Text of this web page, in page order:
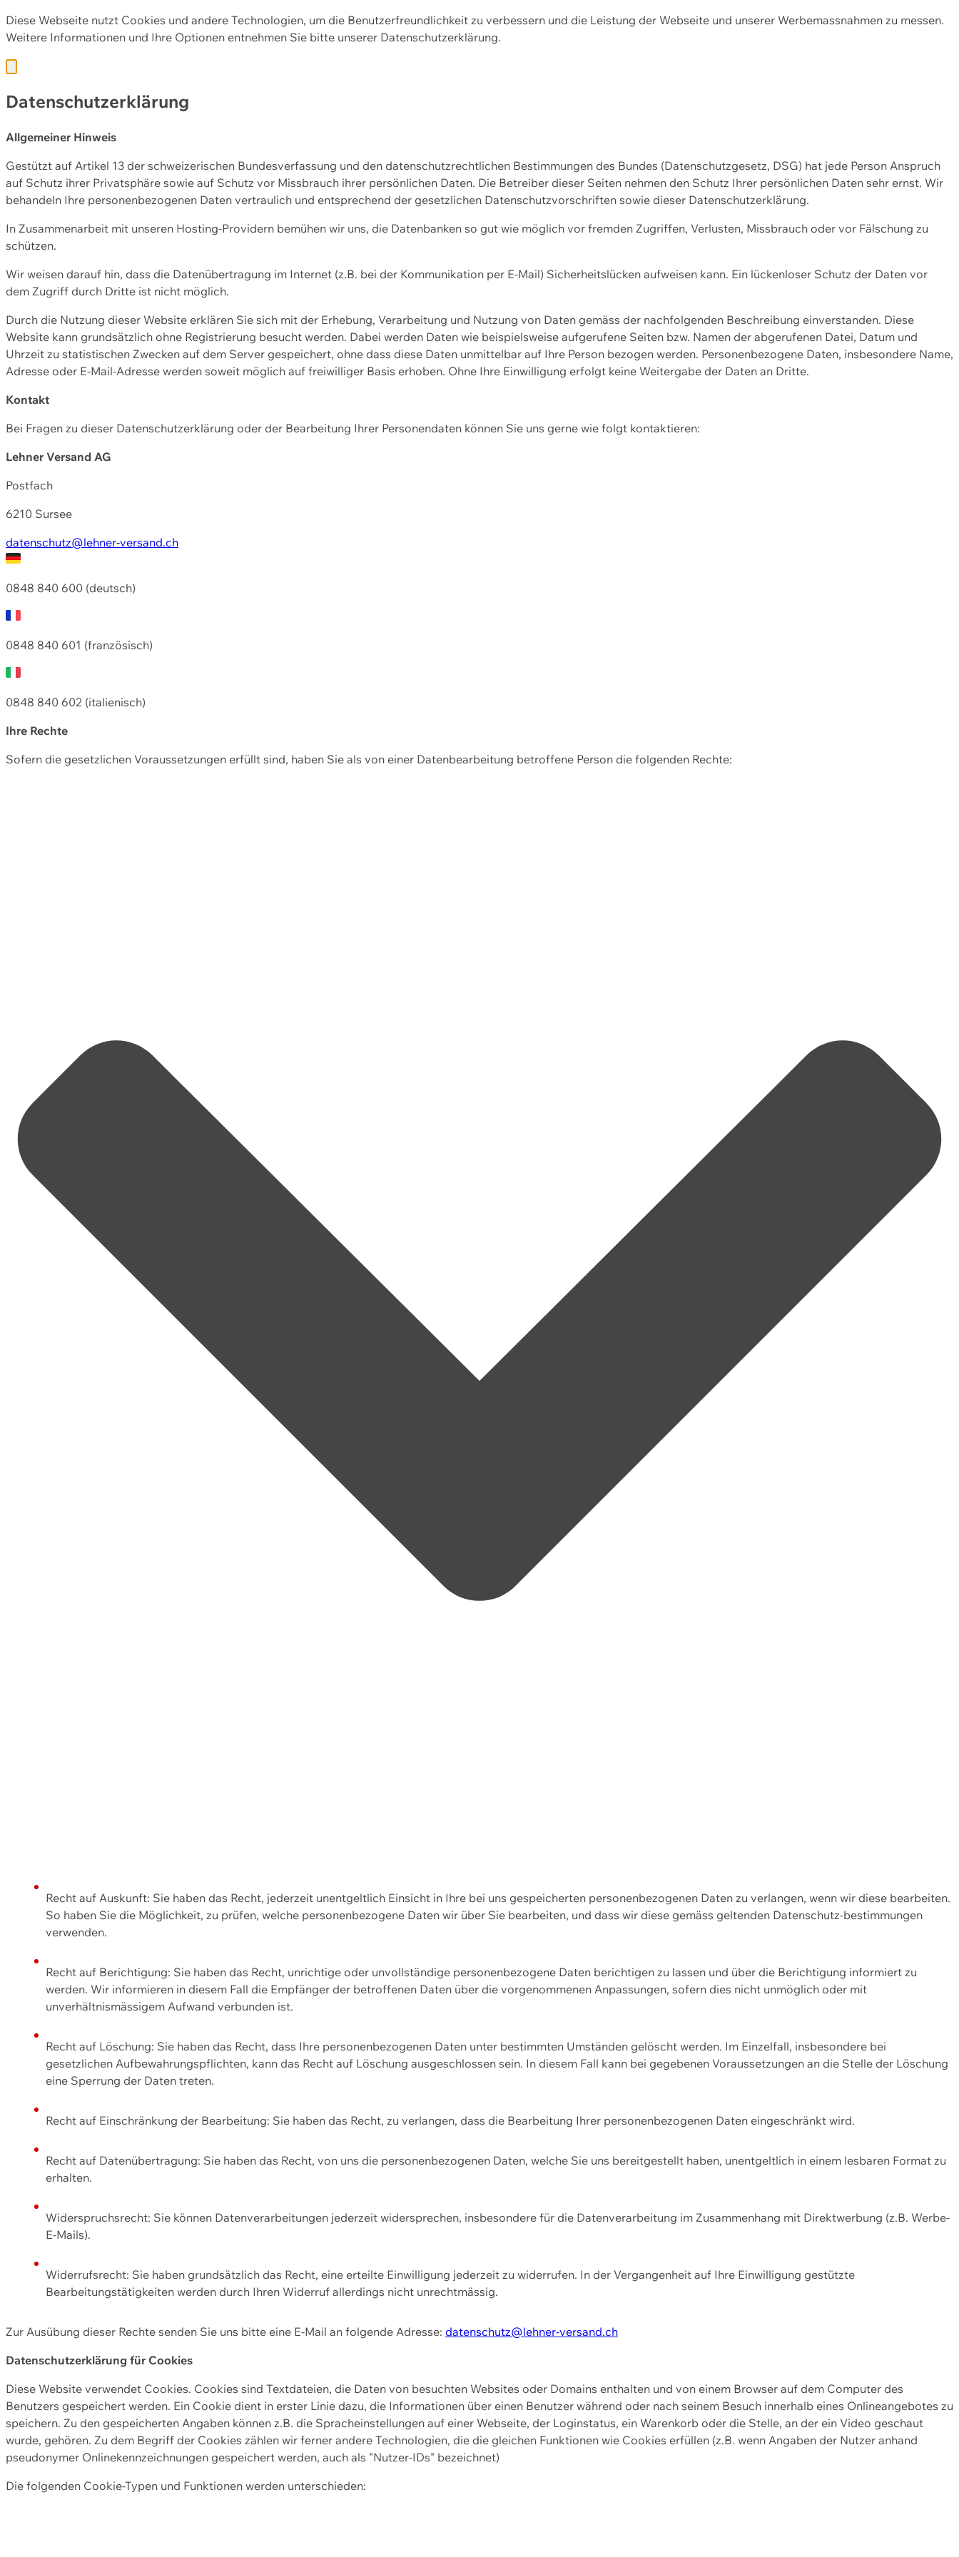
Diese Webseite nutzt Cookies und andere Technologien, um die Benutzerfreundlichkeit zu verbessern und die Leistung der Webseite und unserer Werbemassnahmen zu messen.
Weitere Informationen und Ihre Optionen entnehmen Sie bitte unserer Datenschutzerklärung.
Datenschutzerklärung
Allgemeiner Hinweis
Gestützt auf Artikel 13 der schweizerischen Bundesverfassung und den datenschutzrechtlichen Bestimmungen des Bundes (Datenschutzgesetz, DSG) hat jede Person Anspruch
auf Schutz ihrer Privatsphäre sowie auf Schutz vor Missbrauch ihrer persönlichen Daten. Die Betreiber dieser Seiten nehmen den Schutz Ihrer persönlichen Daten sehr ernst. Wir
behandeln Ihre personenbezogenen Daten vertraulich und entsprechend der gesetzlichen Datenschutzvorschriften sowie dieser Datenschutzerklärung.
In Zusammenarbeit mit unseren Hosting-Providern bemühen wir uns, die Datenbanken so gut wie möglich vor fremden Zugriffen, Verlusten, Missbrauch oder vor Fälschung zu
schützen.
Wir weisen darauf hin, dass die Datenübertragung im Internet (z.B. bei der Kommunikation per E-Mail) Sicherheitslücken aufweisen kann. Ein lückenloser Schutz der Daten vor
dem Zugriff durch Dritte ist nicht möglich.
Durch die Nutzung dieser Website erklären Sie sich mit der Erhebung, Verarbeitung und Nutzung von Daten gemäss der nachfolgenden Beschreibung einverstanden. Diese
Website kann grundsätzlich ohne Registrierung besucht werden. Dabei werden Daten wie beispielsweise aufgerufene Seiten bzw. Namen der abgerufenen Datei, Datum und
Uhrzeit zu statistischen Zwecken auf dem Server gespeichert, ohne dass diese Daten unmittelbar auf Ihre Person bezogen werden. Personenbezogene Daten, insbesondere Name,
Adresse oder E-Mail-Adresse werden soweit möglich auf freiwilliger Basis erhoben. Ohne Ihre Einwilligung erfolgt keine Weitergabe der Daten an Dritte.
Kontakt
Bei Fragen zu dieser Datenschutzerklärung oder der Bearbeitung Ihrer Personendaten können Sie uns gerne wie folgt kontaktieren:
Lehner Versand AG
Postfach
6210 Sursee
datenschutz@lehner-versand.ch
0848 840 600 (deutsch)
0848 840 601 (französisch)
0848 840 602 (italienisch)
Ihre Rechte
Sofern die gesetzlichen Voraussetzungen erfüllt sind, haben Sie als von einer Datenbearbeitung betroffene Person die folgenden Rechte:
Recht auf Auskunft: Sie haben das Recht, jederzeit unentgeltlich Einsicht in Ihre bei uns gespeicherten personenbezogenen Daten zu verlangen, wenn wir diese bearbeiten.
So haben Sie die Möglichkeit, zu prüfen, welche personenbezogene Daten wir über Sie bearbeiten, und dass wir diese gemäss geltenden Datenschutz-bestimmungen
verwenden.
Recht auf Berichtigung: Sie haben das Recht, unrichtige oder unvollständige personenbezogene Daten berichtigen zu lassen und über die Berichtigung informiert zu
werden. Wir informieren in diesem Fall die Empfänger der betroffenen Daten über die vorgenommenen Anpassungen, sofern dies nicht unmöglich oder mit
unverhältnismässigem Aufwand verbunden ist.
Recht auf Löschung: Sie haben das Recht, dass Ihre personenbezogenen Daten unter bestimmten Umständen gelöscht werden. Im Einzelfall, insbesondere bei
gesetzlichen Aufbewahrungspflichten, kann das Recht auf Löschung ausgeschlossen sein. In diesem Fall kann bei gegebenen Voraussetzungen an die Stelle der Löschung
eine Sperrung der Daten treten.
Recht auf Einschränkung der Bearbeitung: Sie haben das Recht, zu verlangen, dass die Bearbeitung Ihrer personenbezogenen Daten eingeschränkt wird.
Recht auf Datenübertragung: Sie haben das Recht, von uns die personenbezogenen Daten, welche Sie uns bereitgestellt haben, unentgeltlich in einem lesbaren Format zu
erhalten.
Widerspruchsrecht: Sie können Datenverarbeitungen jederzeit widersprechen, insbesondere für die Datenverarbeitung im Zusammenhang mit Direktwerbung (z.B. Werbe-
E-Mails).
Widerrufsrecht: Sie haben grundsätzlich das Recht, eine erteilte Einwilligung jederzeit zu widerrufen. In der Vergangenheit auf Ihre Einwilligung gestützte
Bearbeitungstätigkeiten werden durch Ihren Widerruf allerdings nicht unrechtmässig.
Zur Ausübung dieser Rechte senden Sie uns bitte eine E-Mail an folgende Adresse: datenschutz@lehner-versand.ch
Datenschutzerklärung für Cookies
Diese Website verwendet Cookies. Cookies sind Textdateien, die Daten von besuchten Websites oder Domains enthalten und von einem Browser auf dem Computer des
Benutzers gespeichert werden. Ein Cookie dient in erster Linie dazu, die Informationen über einen Benutzer während oder nach seinem Besuch innerhalb eines Onlineangebotes zu
speichern. Zu den gespeicherten Angaben können z.B. die Spracheinstellungen auf einer Webseite, der Loginstatus, ein Warenkorb oder die Stelle, an der ein Video geschaut
wurde, gehören. Zu dem Begriff der Cookies zählen wir ferner andere Technologien, die die gleichen Funktionen wie Cookies erfüllen (z.B. wenn Angaben der Nutzer anhand
pseudonymer Onlinekennzeichnungen gespeichert werden, auch als "Nutzer-IDs" bezeichnet)
Die folgenden Cookie-Typen und Funktionen werden unterschieden: